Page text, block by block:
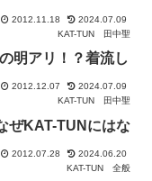
2012.11.18
2024.07.09
KAT-TUN
田中聖
明アリ！？着流し
2012.12.07
2024.07.09
KAT-TUN
田中聖
ぜKAT-TUNにはな
2012.07.28
2024.06.20
KAT-TUN
全般